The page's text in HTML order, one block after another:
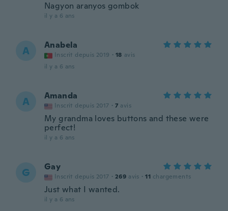
Nagyon aranyos gombok
il y a 6 ans
A Anabela
Inscrit depuis 2019 · 18 avis
il y a 6 ans
A Amanda
Inscrit depuis 2017 · 7 avis
My grandma loves buttons and these were
perfect!
il y a 6 ans
G Gay
Inscrit depuis 2017 · 269 avis · 11 chargements
Just what I wanted.
il y a 6 ans